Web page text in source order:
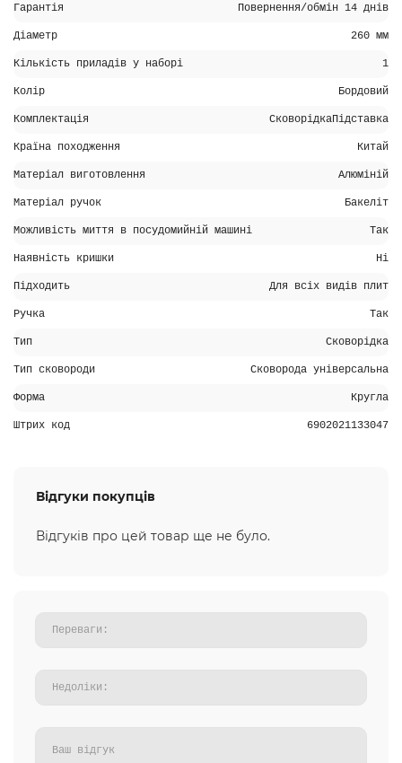
Гарантія Повернення/обмін 14 днів
Діаметр 260 мм
Кількість приладів у наборі 1
Колір Бордовий
Комплектація СковорідкаПідставка
Країна походження Китай
Матеріал виготовлення Алюміній
Матеріал ручок Бакеліт
Можливість миття в посудомийній машині Так
Наявність кришки Ні
Підходить Для всіх видів плит
Ручка Так
Тип Сковорідка
Тип сковороди Сковорода універсальна
Форма Кругла
Штрих код 6902021133047
Відгуки покупців
Відгуків про цей товар ще не було.